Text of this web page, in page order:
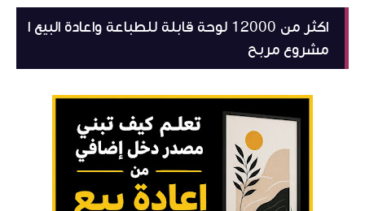
اكثر من 12000 لوحة قابلة للطباعة واعادة البيع ا
مشروع مربح